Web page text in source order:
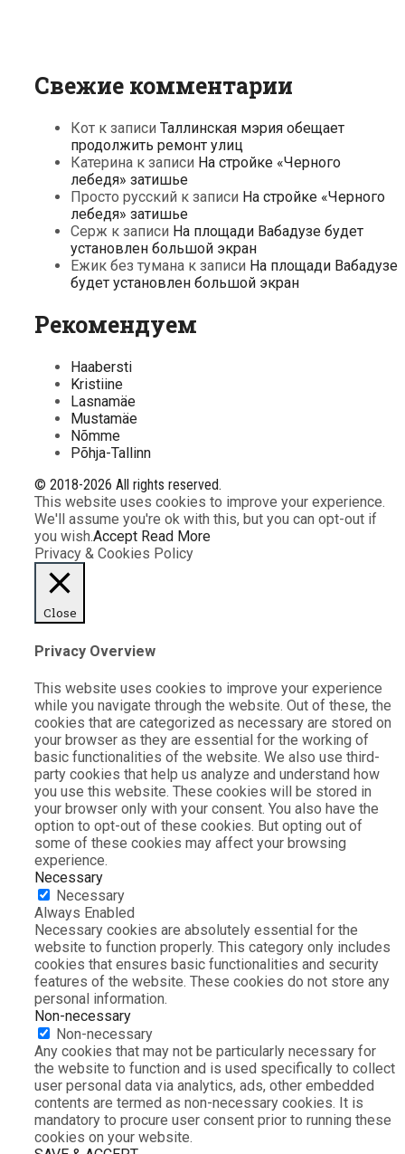
Свежие комментарии
Кот к записи Таллинская мэрия обещает
продолжить ремонт улиц
Катерина к записи На стройке «Черного
лебедя» затишье
Просто русский к записи На стройке «Черного
лебедя» затишье
Серж к записи На площади Вабадузе будет
установлен большой экран
Ежик без тумана к записи На площади Вабадузе
будет установлен большой экран
Рекомендуем
Haabersti
Kristiine
Lasnamäe
Mustamäe
Nõmme
Põhja-Tallinn
© 2018-2026 All rights reserved.
This website uses cookies to improve your experience.
We'll assume you're ok with this, but you can opt-out if
you wish.Accept Read More
Privacy & Cookies Policy
Close
Privacy Overview
This website uses cookies to improve your experience
while you navigate through the website. Out of these, the
cookies that are categorized as necessary are stored on
your browser as they are essential for the working of
basic functionalities of the website. We also use third-
party cookies that help us analyze and understand how
you use this website. These cookies will be stored in
your browser only with your consent. You also have the
option to opt-out of these cookies. But opting out of
some of these cookies may affect your browsing
experience.
Necessary
Necessary
Always Enabled
Necessary cookies are absolutely essential for the
website to function properly. This category only includes
cookies that ensures basic functionalities and security
features of the website. These cookies do not store any
personal information.
Non-necessary
Non-necessary
Any cookies that may not be particularly necessary for
the website to function and is used specifically to collect
user personal data via analytics, ads, other embedded
contents are termed as non-necessary cookies. It is
mandatory to procure user consent prior to running these
cookies on your website.